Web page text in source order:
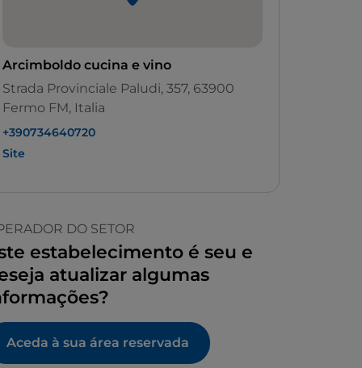
Arcimboldo cucina e vino
Strada Provinciale Paludi, 357, 63900
Fermo FM, Italia
+390734640720
Site
DO SETOR
estabelecimento é seu e
atualizar algumas
Aceda à sua área reservada